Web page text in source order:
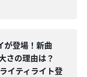
が登場！新曲
さの理由は？
イティライト登